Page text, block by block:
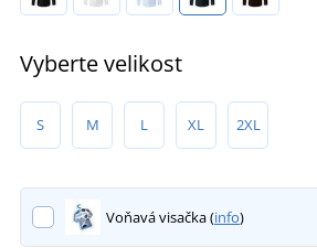
Vyberte velikost
S M L XL 2XL
Voňavá visačka (info)